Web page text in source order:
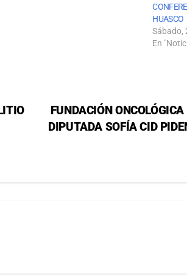
HUASCO
Sábado,
En
FUNDACIÓN
DIPUTADA SOFÍA CID